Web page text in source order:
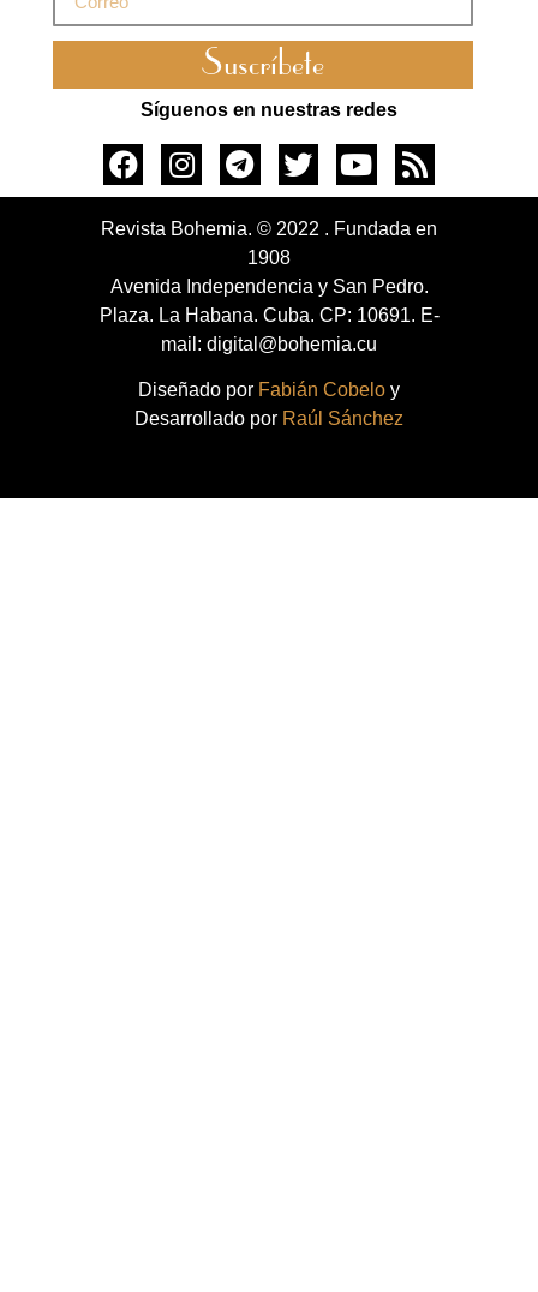
Suscríbete
Síguenos en nuestras redes
Revista Bohemia. © 2022 . Fundada en
1908
Avenida Independencia y San Pedro.
Plaza. La Habana. Cuba. CP: 10691. E-
mail: digital@bohemia.cu
Diseñado por Fabián Cobelo y
Desarrollado por Raúl Sánchez